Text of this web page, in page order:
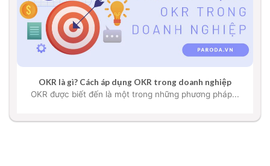
OKR là gì? Cách áp dụng OKR trong doanh nghiệp
OKR được biết đến là một trong những phương pháp...